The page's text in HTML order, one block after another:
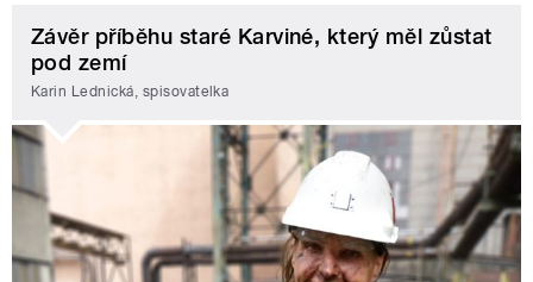
Závěr příběhu staré Karviné, který měl zůstat
pod zemí
Karin Lednická, spisovatelka